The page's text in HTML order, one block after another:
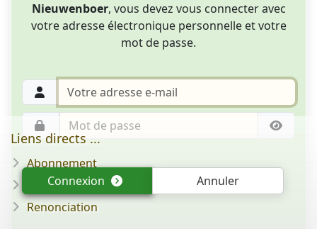
Nieuwenboer, vous devez vous connecter avec
votre adresse électronique personnelle et votre
mot de passe.
Connexion Annuler
Liens directs ...
Abonnement
Question/réponse
Renonciation